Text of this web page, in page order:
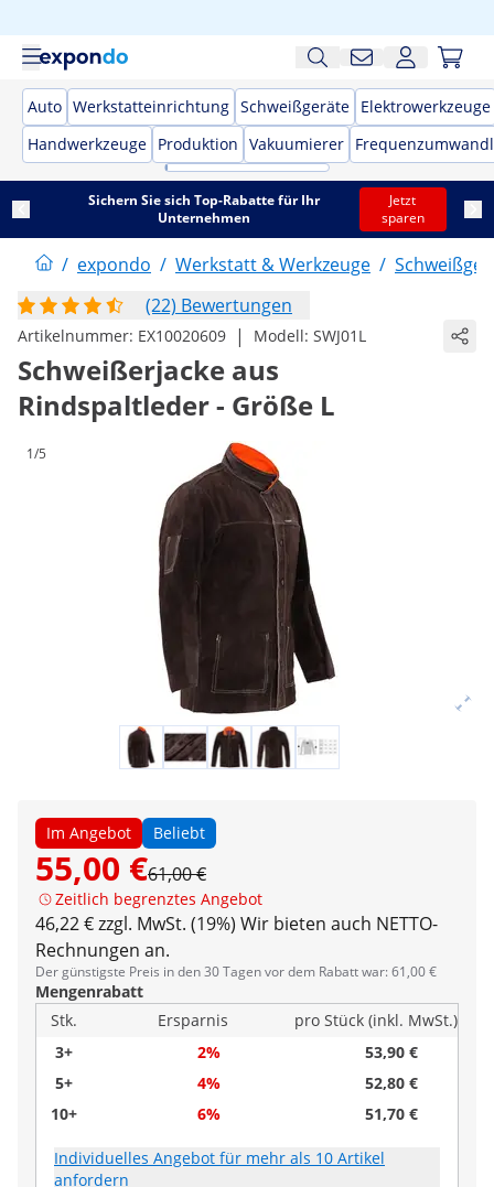
Auto Werkstatteinrichtung Schweißgeräte Elektrowerkzeuge
Handwerkzeuge Produktion Vakuumierer
Sichern Sie sich Top-Rabatte für Ihr
Unternehmen
Jetzt
sparen
/ expondo / Werkstatt & Werkzeuge /
(22) Bewertungen
Artikelnummer: EX10020609 | Modell: SWJ01L
Schweißerjacke aus
Rindspaltleder - Größe L
1/5
Im Angebot Beliebt
55,00 €61,00 €
Zeitlich begrenztes Angebot
46,22 € zzgl. MwSt. (19%) Wir bieten auch NETTO-
Rechnungen an.
Der günstigste Preis in den 30 Tagen vor dem Rabatt war: 61,00 €
Mengenrabatt
Stk.
Ersparnis
pro Stück (inkl. MwSt.)
3+
2%
53,90 €
5+
4%
52,80 €
10+
6% 51,70 €
Individuelles Angebot für mehr als 10 Artikel
anfordern